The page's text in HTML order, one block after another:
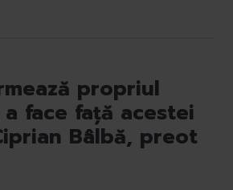
propriul
face față acestei
Bâlbă, preot